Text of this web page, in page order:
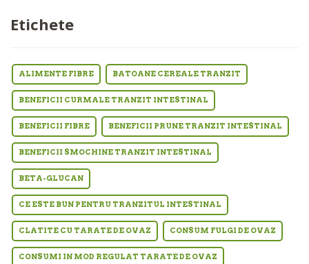
Etichete
ALIMENTE FIBRE BATOANE CEREALE TRANZIT
BENEFICII CURMALE TRANZIT INTESTINAL
BENEFICII FIBRE BENEFICII PRUNE TRANZIT INTESTINAL
BENEFICII SMOCHINE TRANZIT INTESTINAL
BETA-GLUCAN
CE ESTE BUN PENTRU TRANZITUL INTESTINAL
CLATITE CU TARATE DE OVAZ CONSUM FULGI DE OVAZ
CONSUMI IN MOD REGULAT TARATE DE OVAZ